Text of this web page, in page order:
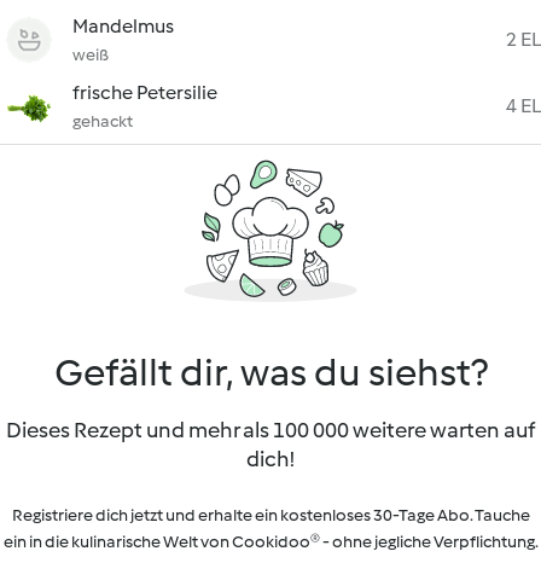
Mandelmus
weiß
2 EL
frische Petersilie
gehackt
4 EL
Gefällt dir, was du siehst?
Dieses Rezept und mehr als 100 000 weitere warten auf
dich!
Registriere dich jetzt und erhalte ein kostenloses 30-Tage Abo. Tauche
ein in die kulinarische Welt von Cookidoo® - ohne jegliche Verpflichtung.